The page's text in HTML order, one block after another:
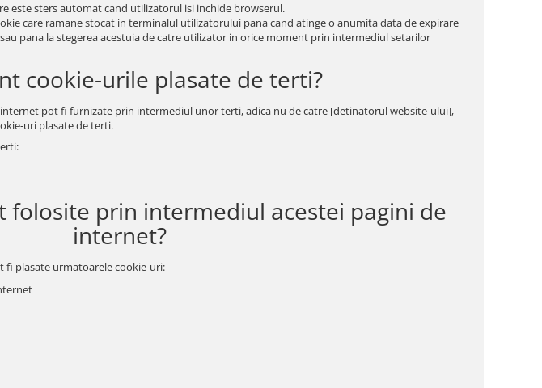
este sters automat cand utilizatorul isi inchide browserul.
care ramane stocat in terminalul utilizatorului pana cand atinge o anumita data de expirare
pana la stegerea acestuia de catre utilizator in orice moment prin intermediul setarilor
cookie-urile plasate de terti?
pot fi furnizate prin intermediul unor terti, adica nu de catre [detinatorul website-ului],
uri plasate de terti.
folosite prin intermediul acestei pagini de
internet?
fi plasate urmatoarele cookie-uri: